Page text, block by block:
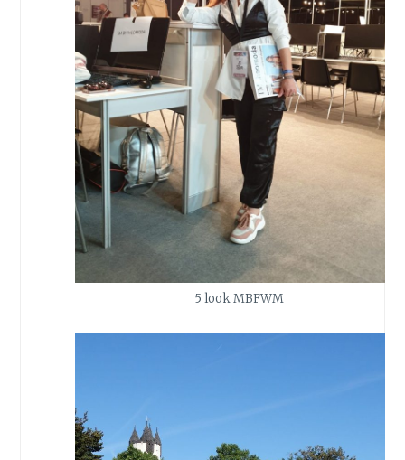
5 look MBFWM